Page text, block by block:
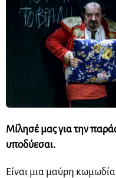
Μίλησέ μας για την
υποδύεσαι.
Είναι μια μαύρη